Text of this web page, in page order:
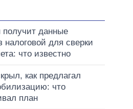
данные
налоговой для сверки
что известно
как предлагал
что
план